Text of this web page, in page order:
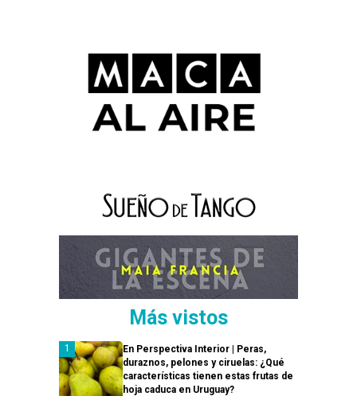
Más vistos
En Perspectiva Interior | Peras,
duraznos, pelones y ciruelas: ¿Qué
características tienen estas frutas de
hoja caduca en Uruguay?